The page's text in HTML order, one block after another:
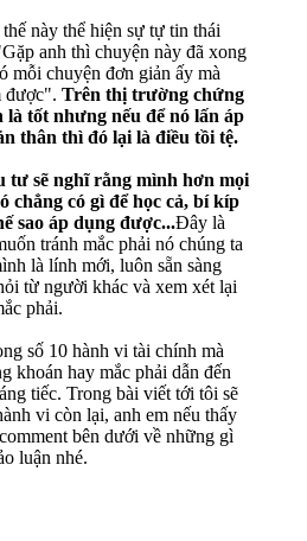
này thể hiện sự tự tin thái
anh thì chuyện này đã xong
mỗi chuyện đơn giản ấy mà
được". Trên thị trường chứng
tốt nhưng nếu để nó lấn áp
thân thì đó lại là điều tồi tệ.
tư sẽ nghĩ rằng mình hơn mọi
chẳng có gì để học cả, bí kíp
sao áp dụng được...Đây là
tránh mắc phải nó chúng ta
là lính mới, luôn sẵn sàng
từ người khác và xem xét lại
phải.
số 10 hành vi tài chính mà
khoán hay mắc phải dẫn đến
tiếc. Trong bài viết tới tôi sẽ
vi còn lại, anh em nếu thấy
bên dưới về những gì
luận nhé.